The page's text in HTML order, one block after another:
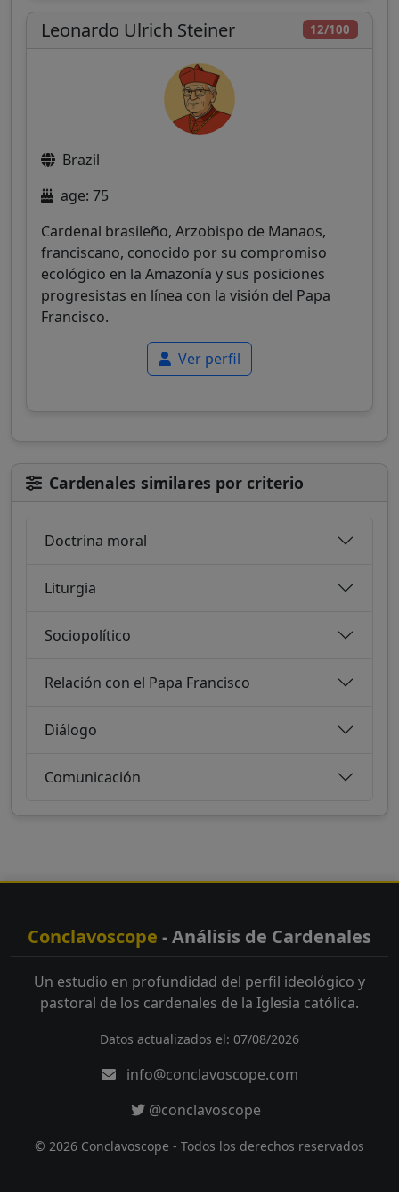
12/100
Leonardo Ulrich Steiner
Brazil
age: 75
Cardenal brasileño, Arzobispo de Manaos,
franciscano, conocido por su compromiso
ecológico en la Amazonía y sus posiciones
progresistas en línea con la visión del Papa
Francisco.
Ver perfil
Cardenales similares por criterio
Doctrina moral
Liturgia
Sociopolítico
Relación con el Papa Francisco
Diálogo
Comunicación
Conclavoscope - Análisis de Cardenales
Un estudio en profundidad del perfil ideológico y
pastoral de los cardenales de la Iglesia católica.
Datos actualizados el: 07/08/2026
info@conclavoscope.com
@conclavoscope
© 2026 Conclavoscope - Todos los derechos reservados